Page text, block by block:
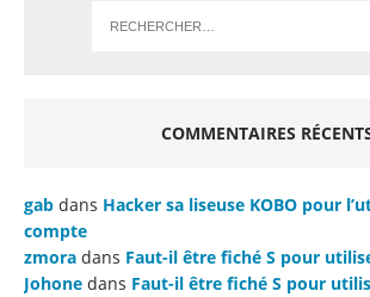
COMMENTAIRES
gab dans Hacker sa liseuse KOBO pour
compte
zmora dans Faut-il être fiché S pour
Johone dans Faut-il être fiché S pour